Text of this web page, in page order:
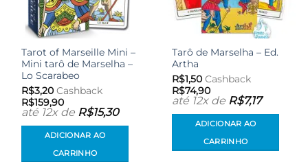
Tarot of Marseille Mini –
Mini tarô de Marselha –
Lo Scarabeo
R$3,20 Cashback
R$159,90
até 12x de R$15,30
ADICIONAR AO
CARRINHO
Tarô de Marselha – Ed.
Artha
R$1,50 Cashback
R$74,90
até 12x de R$7,17
ADICIONAR AO
CARRINHO